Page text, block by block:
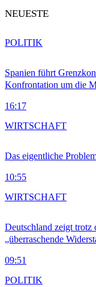
NEUESTE
Spanien führt
Konfrontation um die
16:17
POLITIK
Das eigentliche
10:55
WIRTSCHAFT
Deutschland zeigt trotz
„überraschende
09:51
WIRTSCHAFT
POLITIK